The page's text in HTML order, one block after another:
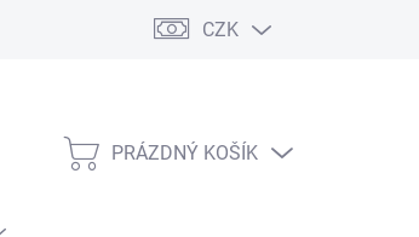
CZK
NÁKUPNÍ
PRÁZDNÝ KOŠÍK